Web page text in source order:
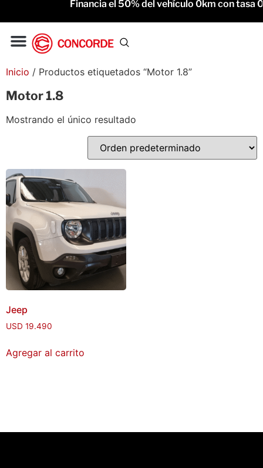
Financia el 50% del vehículo 0km con tasa
Inicio / Productos etiquetados “Motor 1.8”
Motor 1.8
Mostrando el único resultado
Jeep
USD 19.490
Agregar al carrito